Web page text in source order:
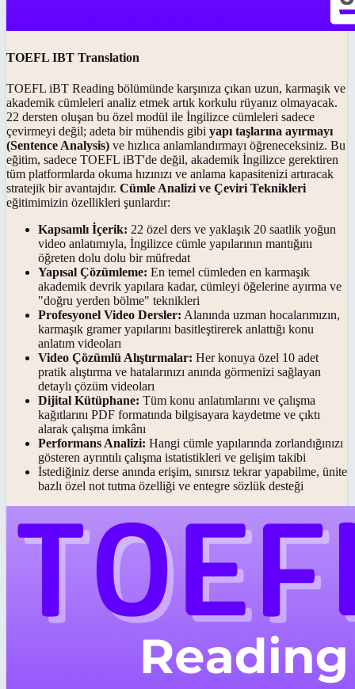
TOEFL IBT Translation
TOEFL iBT Reading bölümünde karşınıza çıkan uzun, karmaşık ve
akademik cümleleri analiz etmek artık korkulu rüyanız olmayacak.
22 dersten oluşan bu özel modül ile İngilizce cümleleri sadece
çevirmeyi değil; adeta bir mühendis gibi yapı taşlarına ayırmayı
(Sentence Analysis) ve hızlıca anlamlandırmayı öğreneceksiniz. Bu
eğitim, sadece TOEFL iBT'de değil, akademik İngilizce gerektiren
tüm platformlarda okuma hızınızı ve anlama kapasitenizi artıracak
stratejik bir avantajdır. Cümle Analizi ve Çeviri Teknikleri
eğitimimizin özellikleri şunlardır:
Kapsamlı İçerik: 22 özel ders ve yaklaşık 20 saatlik yoğun
video anlatımıyla, İngilizce cümle yapılarının mantığını
öğreten dolu dolu bir müfredat
Yapısal Çözümleme: En temel cümleden en karmaşık
akademik devrik yapılara kadar, cümleyi öğelerine ayırma ve
"doğru yerden bölme" teknikleri
Profesyonel Video Dersler: Alanında uzman hocalarımızın,
karmaşık gramer yapılarını basitleştirerek anlattığı konu
anlatım videoları
Video Çözümlü Alıştırmalar: Her konuya özel 10 adet
pratik alıştırma ve hatalarınızı anında görmenizi sağlayan
detaylı çözüm videoları
Dijital Kütüphane: Tüm konu anlatımlarını ve çalışma
kağıtlarını PDF formatında bilgisayara kaydetme ve çıktı
alarak çalışma imkânı
Performans Analizi: Hangi cümle yapılarında zorlandığınızı
gösteren ayrıntılı çalışma istatistikleri ve gelişim takibi
İstediğiniz derse anında erişim, sınırsız tekrar yapabilme, ünite
bazlı özel not tutma özelliği ve entegre sözlük desteği